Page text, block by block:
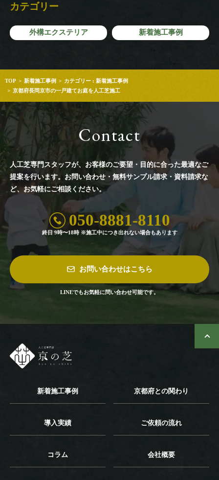
カテゴリー
外構エクステリア 新着施工事例
TOP 新着施工事例
カテゴリー : 新着施工事例
京都府長岡京市の一戸建てお庭を人工芝施工
Contact
人工芝専門スタッフが、お客様のご要望・目的に合った最適なご
提案を行います。 お問い合わせ・無料サンプル請求・資料請求な
ど、お気軽にご相談ください。
050-8881-8110
終日 9時〜18時 ※施工中につき出れない場合もあります
お問い合わせはこちら
LINEでもお気軽に問い合わせ可能です。
新着施工事例 京都府との関わり
導入実績 ご依頼の流れ
コラム 会社概要